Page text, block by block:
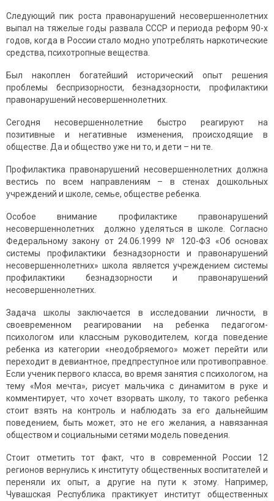
Следующий пик роста правонарушений несовершеннолетних
выпал на тяжелые годы развала СССР и периода реформ 90-х
годов, когда в России стало модно употреблять наркотические
средства, психотропные вещества.
Был накоплен богатейший исторический опыт решения
проблемы беспризорности, безнадзорности, профилактики
правонарушений несовершеннолетних.
Сегодня несовершеннолетние быстро реагируют на
позитивные и негативные изменения, происходящие в
обществе. Да и общество уже ни то, и дети – ни те.
Профилактика правонарушений несовершеннолетних должна
вестись по всем направлениям – в стенах дошкольных
учреждений и школе, семье, обществе ребенка.
Особое внимание профилактике правонарушений
несовершеннолетних должно уделяться в школе. Согласно
Федеральному закону от 24.06.1999 № 120-ФЗ «Об основах
системы профилактики безнадзорности и правонарушений
несовершеннолетних» школа является учреждением системы
профилактики безнадзорности и правонарушений
несовершеннолетних.
Задача школы заключается в исследовании личности, в
своевременном реагировании на ребенка педагогом-
психологом или классным руководителем, когда поведение
ребенка из категории «неодобряемого» может перейти или
переходит в девиантное, предпреступное или противоправное.
Если ученик первого класса, во время занятия с психологом, на
тему «Моя мечта», рисует мальчика с динамитом в руке и
комментирует, что хочет взорвать школу, то такого ребенка
стоит взять на контроль и наблюдать за его дальнейшим
поведением, быть может, это не его желания, а навязанная
обществом и социальными сетями модель поведения.
Стоит отметить тот факт, что в современной России 12
регионов вернулись к институту общественных воспитателей и
переняли их опыт, а другие на пути к этому. Например,
Чувашская Республика практикует институт общественных